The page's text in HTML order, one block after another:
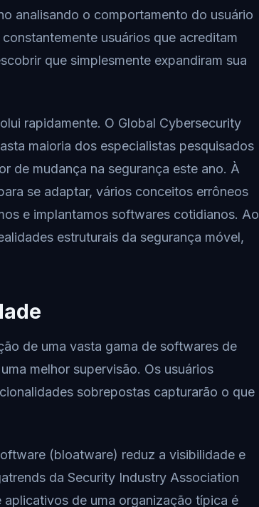
analisando o comportamento do usuário
usuários que acreditam
que simplesmente expandiram sua
rapidamente. O Global Cybersecurity
maioria dos especialistas pesquisados
de mudança na segurança este ano. À
se adaptar, vários conceitos errôneos
e implantamos softwares cotidianos. Ao
estruturais da segurança móvel,
de uma vasta gama de softwares de
melhor supervisão. Os usuários
sobrepostas capturarão o que
(bloatware) reduz a visibilidade e
da Security Industry Association
de uma organização típica é